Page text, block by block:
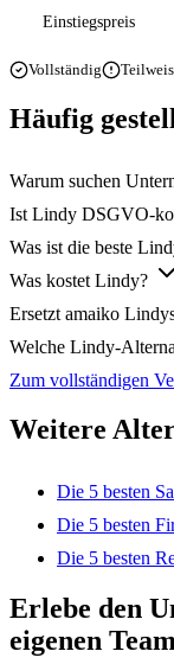
Einstiegspreis
Vollständig
Häufig
Warum suchen
Ist Lindy DSGVO-
Was ist die beste
Was kostet Lindy?
Ersetzt amaiko
Welche Lindy-
Zum vollständigen
Weitere
Die 5 besten
Die 5 besten
Die 5 besten
Erlebe den
eigenen